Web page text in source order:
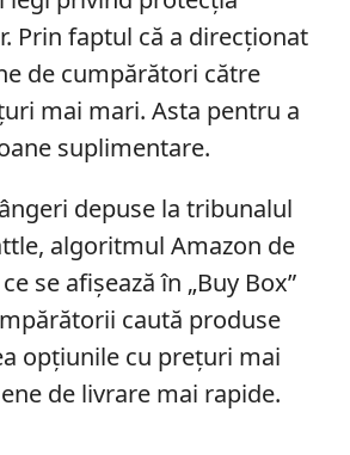
Prin faptul că a direcționat
de cumpărători către
mai mari. Asta pentru a
suplimentare.
depuse la tribunalul
algoritmul Amazon de
se afișează în „Buy Box”
caută produse
opțiunile cu prețuri mai
de livrare mai rapide.